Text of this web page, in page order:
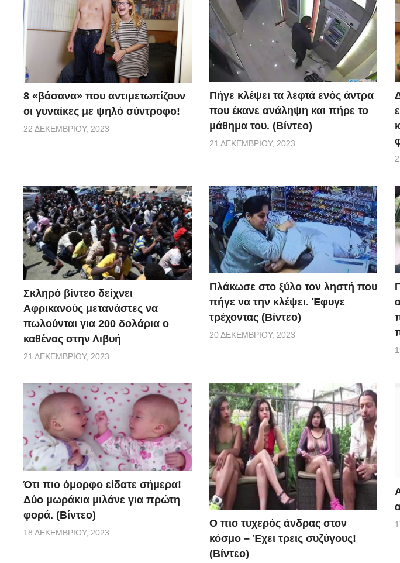
8 «βάσανα» που αντιμετωπίζουν
οι γυναίκες με ψηλό σύντροφο!
22 ΔΕΚΕΜΒΡΊΟΥ, 2023
Πήγε κλέψει τα λεφτά ενός άντρα
που έκανε ανάληψη και πήρε το
μάθημα του. (Βίντεο)
21 ΔΕΚΕΜΒΡΊΟΥ, 2023
Σκληρό βίντεο δείχνει
Αφρικανούς μετανάστες να
πωλούνται για 200 δολάρια ο
καθένας στην Λιβυή
21 ΔΕΚΕΜΒΡΊΟΥ, 2023
Πλάκωσε στο ξύλο τον ληστή που
πήγε να την κλέψει. Έφυγε
τρέχοντας (Βίντεο)
20 ΔΕΚΕΜΒΡΊΟΥ, 2023
Ότι πιο όμορφο είδατε σήμερα!
Δύο μωράκια μιλάνε για πρώτη
φορά. (Βίντεο)
18 ΔΕΚΕΜΒΡΊΟΥ, 2023
Ο πιο τυχερός άνδρας στον
κόσμο – Έχει τρεις συζύγους!
(Βίντεο)